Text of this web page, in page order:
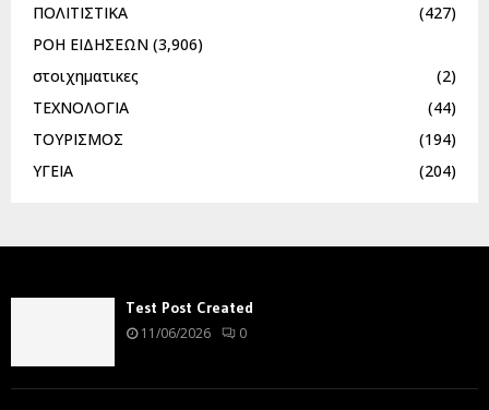
ΠΟΛΙΤΙΣΤΙΚΑ
(427)
ΡΟΗ ΕΙΔΗΣΕΩΝ (3,906)
στοιχηματικες
(2)
ΤΕΧΝΟΛΟΓΙΑ
(44)
ΤΟΥΡΙΣΜΟΣ
(194)
ΥΓΕΙΑ
(204)
Test Post Created
11/06/2026 0